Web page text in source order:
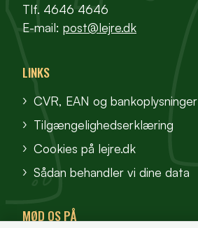
Tlf. 4646 4646
E-mail: post@lejre.dk
LINKS
CVR, EAN og bankoplysninger
Tilgængelighedserklæring
Cookies på lejre.dk
Sådan behandler vi dine data
MØD OS PÅ